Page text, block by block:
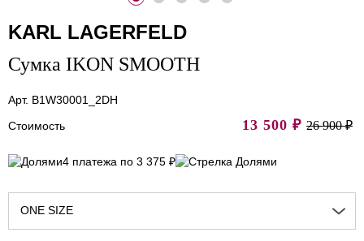
KARL LAGERFELD
Сумка IKON SMOOTH
Арт. B1W30001_2DH
Стоимость
13 500 ₽ 26 900 ₽
4 платежа по 3 375 ₽
ONE SIZE